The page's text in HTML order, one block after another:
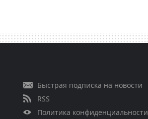
Быстрая подписка на новости
RSS
Политика конфиденциальности